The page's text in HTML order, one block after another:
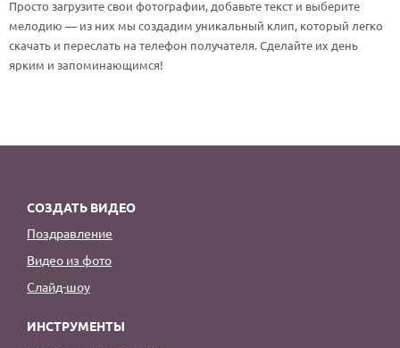
Просто загрузите свои фотографии, добавьте текст и выберите
мелодию — из них мы создадим уникальный клип, который легко
скачать и переслать на телефон получателя. Сделайте их день
ярким и запоминающимся!
СОЗДАТЬ ВИДЕО
Поздравление
Видео из фото
Слайд-шоу
ИНСТРУМЕНТЫ